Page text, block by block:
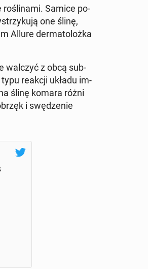
ro­śli­na­mi. Samice po­
one ślinę,
Allure der­ma­to­loż­ka
walczyć z obcą sub­
reakcji układu im­
ślinę komara różni
i swę­dze­nie